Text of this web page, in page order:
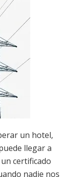
un hotel,
llegar a
certificado
nadie nos